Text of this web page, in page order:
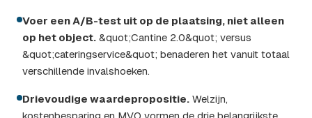
Voer een A/B-test uit op de plaatsing, niet alleen
op het object. &quot;Cantine 2.0&quot; versus
&quot;cateringservice&quot; benaderen het vanuit totaal
verschillende invalshoeken.
Drievoudige waardepropositie. Welzijn,
kostenbesparing en MVO vormen de drie belangrijkste